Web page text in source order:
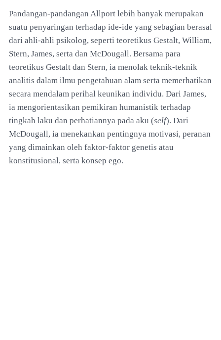
Pandangan-pandangan Allport lebih banyak merupakan
suatu penyaringan terhadap ide-ide yang sebagian berasal
dari ahli-ahli psikolog, seperti teoretikus Gestalt, William,
Stern, James, serta dan McDougall. Bersama para
teoretikus Gestalt dan Stern, ia menolak teknik-teknik
analitis dalam ilmu pengetahuan alam serta memerhatikan
secara mendalam perihal keunikan individu. Dari James,
ia mengorientasikan pemikiran humanistik terhadap
tingkah laku dan perhatiannya pada aku (self). Dari
McDougall, ia menekankan pentingnya motivasi, peranan
yang dimainkan oleh faktor-faktor genetis atau
konstitusional, serta konsep ego.